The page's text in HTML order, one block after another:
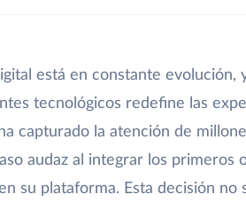
está en constante evolución,
tecnológicos redefine las
capturado la atención de
audaz al integrar los primeros
su plataforma. Esta decisión no